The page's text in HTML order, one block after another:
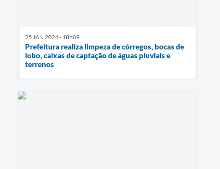
25 JAN 2024 - 18h09
Prefeitura realiza limpeza de córregos, bocas de
lobo, caixas de captação de águas pluviais e
terrenos